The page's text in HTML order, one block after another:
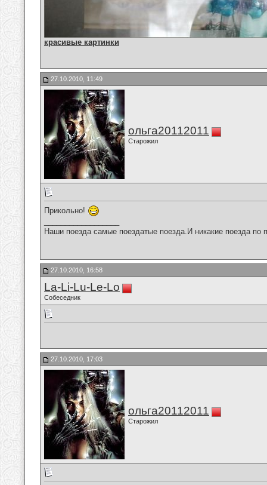
красивые картинки
27.10.2010, 11:49
ольга20112011
Старожил
Прикольно!
Наши поезда самые поездатые поезда.И никакие поезда по
27.10.2010, 16:58
La-Li-Lu-Le-Lo
Собеседник
27.10.2010, 17:03
ольга20112011
Старожил